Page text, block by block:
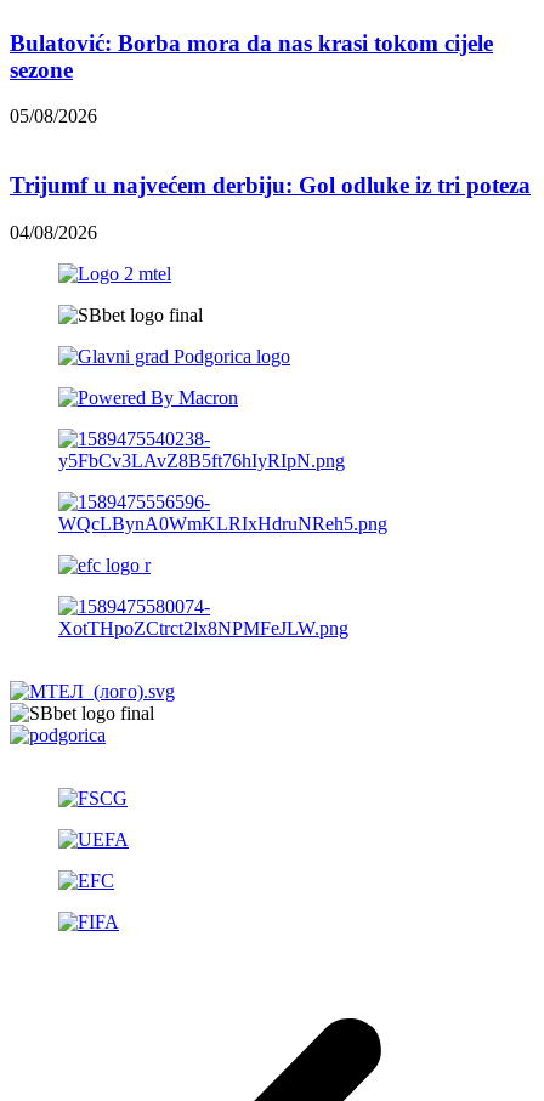
Bulatović: Borba mora da nas krasi tokom cijele
sezone
05/08/2026
Trijumf u najvećem derbiju: Gol odluke iz tri poteza
04/08/2026